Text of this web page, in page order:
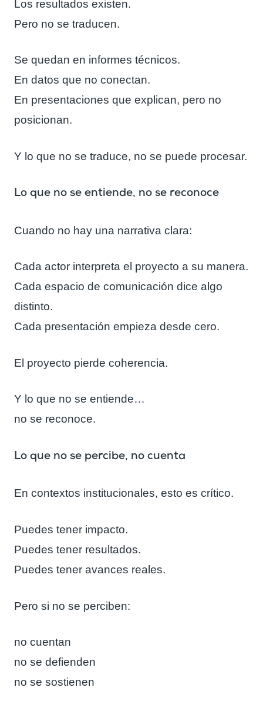
Los resultados existen.
Pero no se traducen.
Se quedan en informes técnicos.
En datos que no conectan.
En presentaciones que explican, pero no
posicionan.
Y lo que no se traduce, no se puede procesar.
Lo que no se entiende, no se reconoce
Cuando no hay una narrativa clara:
Cada actor interpreta el proyecto a su manera.
Cada espacio de comunicación dice algo
distinto.
Cada presentación empieza desde cero.
El proyecto pierde coherencia.
Y lo que no se entiende…
no se reconoce.
Lo que no se percibe, no cuenta
En contextos institucionales, esto es crítico.
Puedes tener impacto.
Puedes tener resultados.
Puedes tener avances reales.
Pero si no se perciben:
no cuentan
no se defienden
no se sostienen